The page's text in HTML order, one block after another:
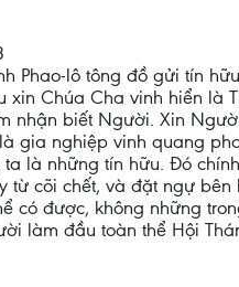
Phao-lô tông đồ gửi tín
xin Chúa Cha vinh hiển là
nhận biết Người. Xin
gia nghiệp vinh quang
ta là những tín hữu. Đó
từ cõi chết, và đặt ngự
có được, không những
làm đầu toàn thể Hội